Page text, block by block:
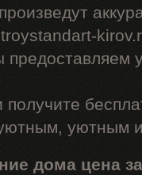
предоставляем
получите
уютным
дома цена за